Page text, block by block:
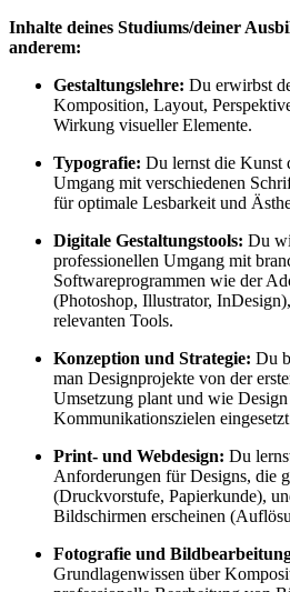
Inhalte deines Studiums/deiner
anderem:
Gestaltungslehre: Du erwirbst
Komposition, Layout,
Wirkung visueller Elemente.
Typografie: Du lernst die Kunst
Umgang mit verschiedenen
für optimale Lesbarkeit und
Digitale Gestaltungstools: Du
professionellen Umgang mit
Softwareprogrammen wie der
(Photoshop, Illustrator,
relevanten Tools.
Konzeption und Strategie: Du
man Designprojekte von der
Umsetzung plant und wie
Kommunikationszielen
Print- und Webdesign: Du
Anforderungen für Designs, die
(Druckvorstufe, Papierkunde),
Bildschirmen erscheinen
Fotografie und
Grundlagenwissen über